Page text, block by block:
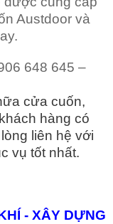
Austdoor và
648 645 –
cửa cuốn,
hàng có
liên hệ với
vụ tốt nhất.
- XÂY DỰNG